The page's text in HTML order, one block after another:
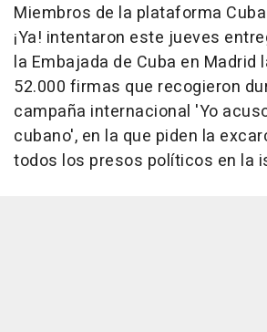
Miembros de la plataforma
¡Ya! intentaron este jueves
la Embajada de Cuba en Madrid
52.000 firmas que recogieron
campaña internacional 'Yo
cubano', en la que piden la
todos los presos políticos en la